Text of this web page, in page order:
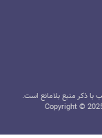
ذکر منبع بلامانع است.
Copyright ©